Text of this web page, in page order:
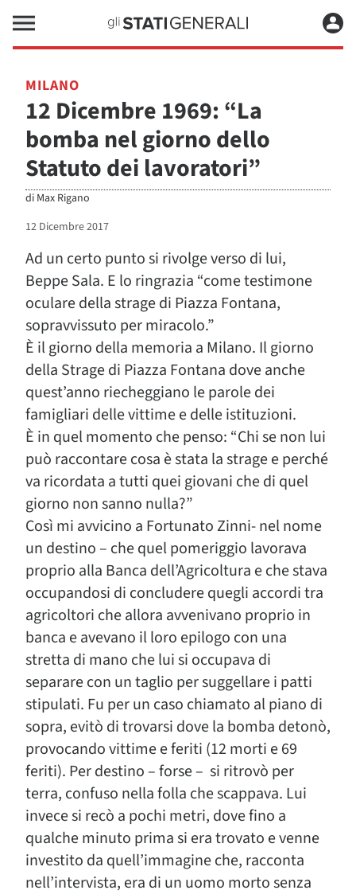
MILANO
12 Dicembre 1969: “La
bomba nel giorno dello
Statuto dei lavoratori”
di Max Rigano
12 Dicembre 2017
Ad un certo punto si rivolge verso di lui,
Beppe Sala. E lo ringrazia “come testimone
oculare della strage di Piazza Fontana,
sopravvissuto per miracolo.”
È il giorno della memoria a Milano. Il giorno
della Strage di Piazza Fontana dove anche
quest’anno riecheggiano le parole dei
famigliari delle vittime e delle istituzioni.
È in quel momento che penso: “Chi se non lui
può raccontare cosa è stata la strage e perché
va ricordata a tutti quei giovani che di quel
giorno non sanno nulla?”
Così mi avvicino a Fortunato Zinni- nel nome
un destino – che quel pomeriggio lavorava
proprio alla Banca dell’Agricoltura e che stava
occupandosi di concludere quegli accordi tra
agricoltori che allora avvenivano proprio in
banca e avevano il loro epilogo con una
stretta di mano che lui si occupava di
separare con un taglio per suggellare i patti
stipulati. Fu per un caso chiamato al piano di
sopra, evitò di trovarsi dove la bomba detonò,
provocando vittime e feriti (12 morti e 69
feriti). Per destino – forse – si ritrovò per
terra, confuso nella folla che scappava. Lui
invece si recò a pochi metri, dove fino a
qualche minuto prima si era trovato e venne
investito da quell’immagine che, racconta
nell’intervista, era di un uomo morto senza